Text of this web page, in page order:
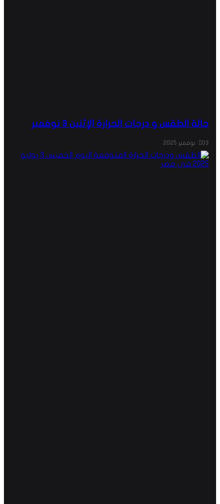
حالة الطقس و درجات الحرارة الإثنين 3 نوفمبر
03 نوفمبر 2025